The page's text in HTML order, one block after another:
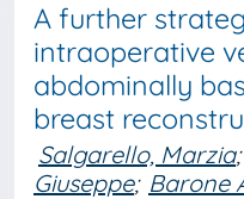
A further
intraoperative
abdominally
breast
Salgarello, Marzia;
Giuseppe; Barone